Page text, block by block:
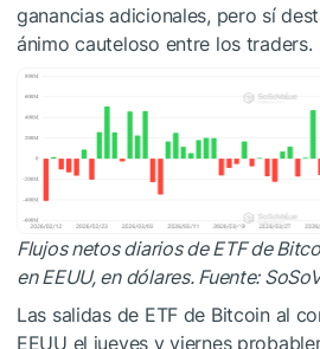
ganancias adicionales, pero sí
ánimo cauteloso entre los traders.
Flujos netos diarios de ETF de
en EEUU, en dólares. Fuente:
Las salidas de ETF de Bitcoin al
EEUU el jueves y viernes